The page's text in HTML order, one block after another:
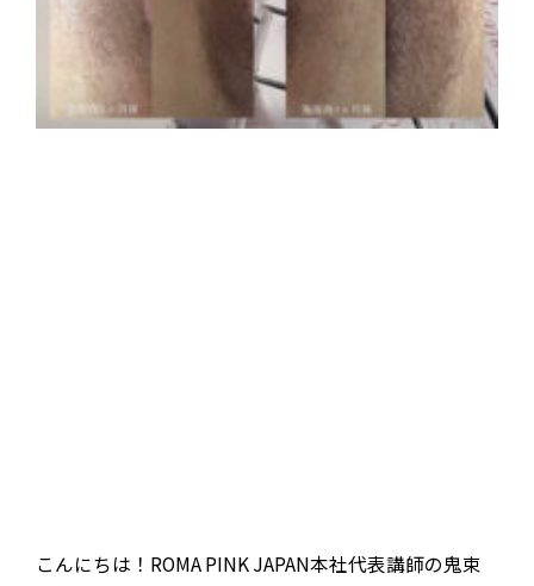
こんにちは！ROMA PINK JAPAN本社代表講師の鬼束